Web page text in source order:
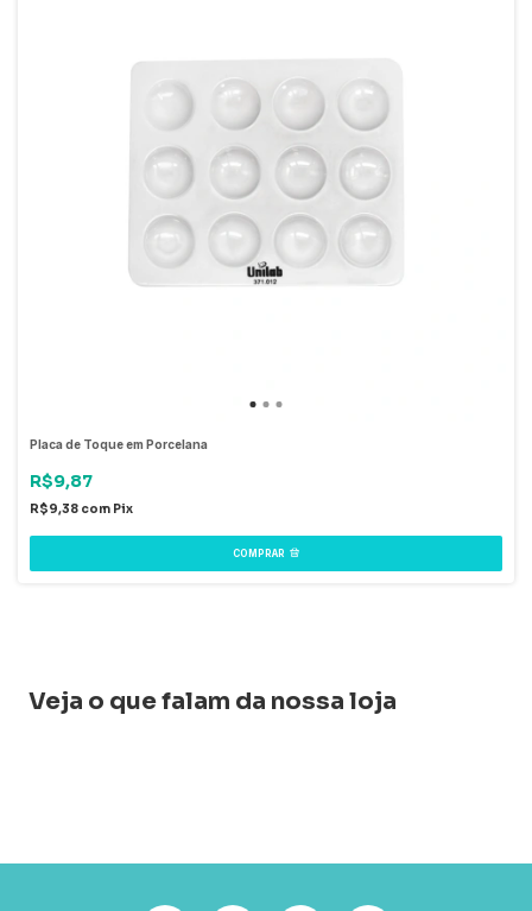
Placa de Toque em Porcelana
R$9,87
R$9,38 com Pix
COMPRAR
Veja o que falam da nossa loja